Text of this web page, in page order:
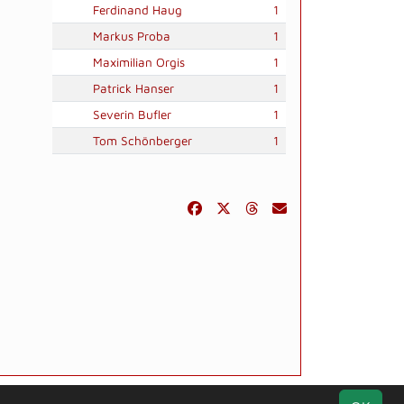
Ferdinand Haug
1
Markus Proba
1
Maximilian Orgis
1
Patrick Hanser
1
Severin Bufler
1
Tom Schönberger
1